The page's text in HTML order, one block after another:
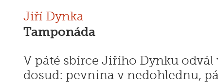
Jiří Dynka
Tamponáda
V páté sbírce Jiřího Dynku odvál
dosud: pevnina v nedohlednu,